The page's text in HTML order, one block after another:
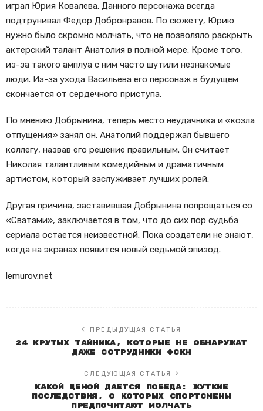
играл Юрия Ковалева. Данного персонажа всегда
подтрунивал Федор Добронравов. По сюжету, Юрию
нужно было скромно молчать, что не позволяло раскрыть
актерский талант Анатолия в полной мере. Кроме того,
из-за такого амплуа с ним часто шутили незнакомые
люди. Из-за ухода Васильева его персонаж в будущем
скончается от сердечного приступа.
По мнению Добрынина, теперь место неудачника и «козла
отпущения» занял он. Анатолий поддержал бывшего
коллегу, назвав его решение правильным. Он считает
Николая талантливым комедийным и драматичным
артистом, который заслуживает лучших ролей.
Другая причина, заставившая Добрынина попрощаться со
«Сватами», заключается в том, что до сих пор судьба
сериала остается неизвестной. Пока создатели не знают,
когда на экранах появится новый седьмой эпизод.
lemurov.net
ПРЕДЫДУЩАЯ СТАТЬЯ
24 крутых тайника, которые не обнаружат
даже сотрудники ФСКН
СЛЕДУЮЩАЯ СТАТЬЯ
Какой ценой дается победа: жуткие
последствия, о которых спортсмены
предпочитают молчать